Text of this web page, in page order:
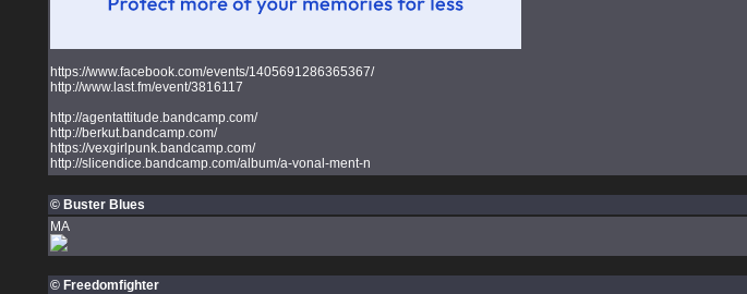
https://www.facebook.com/events/1405691286365367/
http://www.last.fm/event/3816117
http://agentattitude.bandcamp.com/
http://berkut.bandcamp.com/
https://vexgirlpunk.bandcamp.com/
http://slicendice.bandcamp.com/album/a-vonal-ment-n
© Buster Blues
MA
© Freedomfighter